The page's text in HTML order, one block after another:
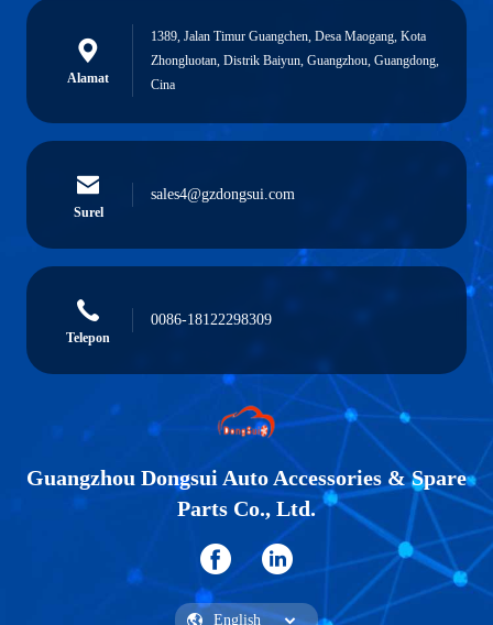
Alamat
1389, Jalan Timur Guangchen, Desa Maogang, Kota
Zhongluotan, Distrik Baiyun, Guangzhou, Guangdong,
Cina
Surel
sales4@gzdongsui.com
Telepon
0086-18122298309
Guangzhou Dongsui Auto Accessories & Spare
Parts Co., Ltd.